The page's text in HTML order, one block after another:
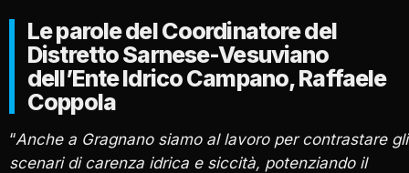
Le parole del Coordinatore del
Distretto Sarnese-Vesuviano
dell’Ente Idrico Campano, Raffaele
Coppola
“Anche a Gragnano siamo al lavoro per contrastare gli
scenari di carenza idrica e siccità, potenziando il